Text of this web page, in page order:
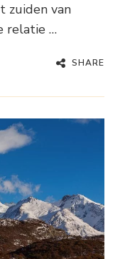
zuiden van
relatie …
SHARE